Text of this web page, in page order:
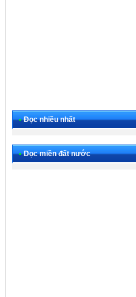
• Đọc nhiều nhất
• Dọc miền đất nước